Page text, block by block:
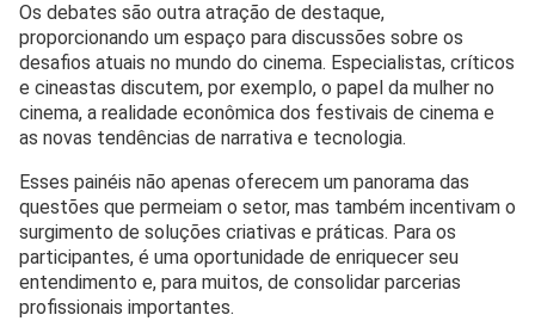
Os debates são outra atração de destaque,
proporcionando um espaço para discussões sobre os
desafios atuais no mundo do cinema. Especialistas, críticos
e cineastas discutem, por exemplo, o papel da mulher no
cinema, a realidade econômica dos festivais de cinema e
as novas tendências de narrativa e tecnologia.
Esses painéis não apenas oferecem um panorama das
questões que permeiam o setor, mas também incentivam o
surgimento de soluções criativas e práticas. Para os
participantes, é uma oportunidade de enriquecer seu
entendimento e, para muitos, de consolidar parcerias
profissionais importantes.